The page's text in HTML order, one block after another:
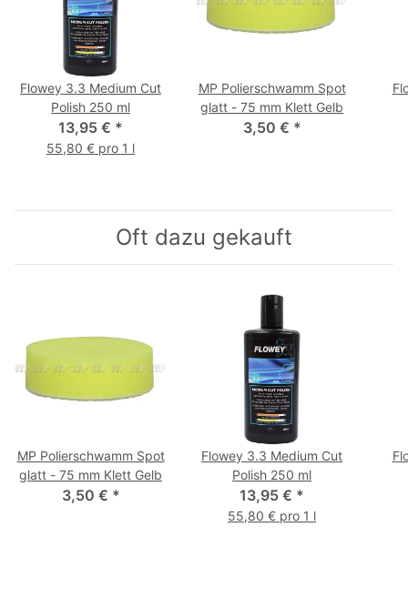
Flowey 3.3 Medium Cut
Polish 250 ml
13,95 € *
55,80 € pro 1 l
MP Polierschwamm Spot
glatt - 75 mm Klett Gelb
3,50 € *
Oft dazu gekauft
MP Polierschwamm Spot
glatt - 75 mm Klett Gelb
3,50 € *
Flowey 3.3 Medium Cut
Polish 250 ml
13,95 € *
55,80 € pro 1 l